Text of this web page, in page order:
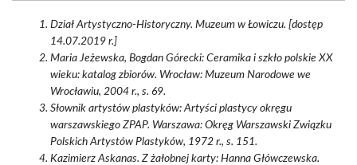
Dział Artystyczno-Historyczny. Muzeum w Łowiczu. [dostęp
14.07.2019 r.]
Maria Jeżewska, Bogdan Górecki: Ceramika i szkło polskie XX
wieku: katalog zbiorów. Wrocław: Muzeum Narodowe we
Wrocławiu, 2004 r., s. 69.
Słownik artystów plastyków: Artyści plastycy okręgu
warszawskiego ZPAP. Warszawa: Okręg Warszawski Związku
Polskich Artystów Plastyków, 1972 r., s. 151.
Kazimierz Askanas. Z żałobnej karty: Hanna Główczewska.